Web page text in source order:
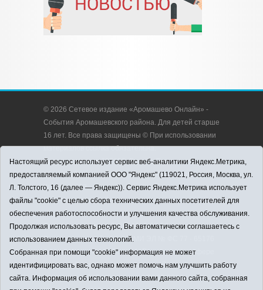
© 2026 Сетевое издание «Аромашево Онлайн» -
События Аромашевского района. Для детей старше
16 лет. Все права защищены © При использовании
материалов ссылка обязательна.
Адрес редакции: 627350, Россия, Тюменская
область, Аромашевский район, с. Аромашево, ул.
Кирова, д. 13.
Адрес электронной почты редакции:
strudu72@obl72.ru
Телефон редакции: 8 (34545) 2-30-58
Регистрационный номер СМИ ЭЛ № ФС 77 - 65176
выдано Федеральной службой по надзору в сфере
связи, информационных технологий и массовых
коммуникаций (Роскомнадзор) 28.03.2016 г.
Настоящий ресурс использует сервис веб-аналитики Яндекс.Метрика,
предоставляемый компанией ООО "Яндекс" (119021, Россия, Москва, ул.
Л. Толстого, 16 (далее — Яндекс)). Сервис Яндекс.Метрика использует
файлы "cookie" с целью сбора технических данных посетителей для
обеспечения работоспособности и улучшения качества обслуживания.
Продолжая использовать ресурс, Вы автоматически соглашаетесь с
использованием данных технологий.
Собранная при помощи "cookie" информация не может
идентифицировать вас, однако может помочь нам улучшить работу
сайта. Информация об использовании вами данного сайта, собранная